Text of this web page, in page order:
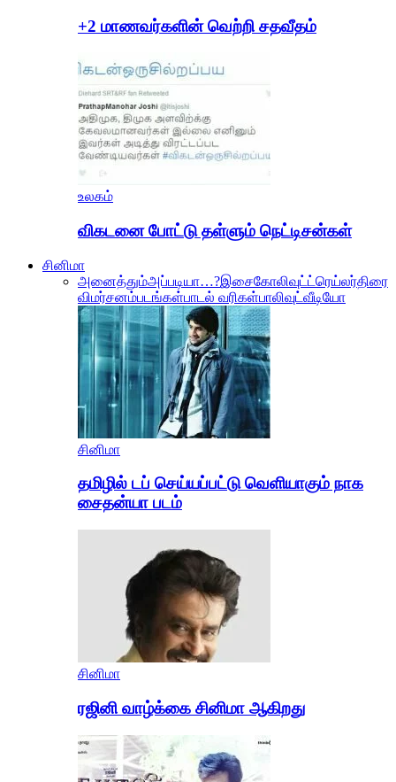
+2 மாணவர்களின் வெற்றி சதவீதம்
உலகம்
விகடனை போட்டு தள்ளும் நெட்டிசன்கள்
சினிமா
அனைத்தும்அப்படியா…?இசைகோலிவுட் ட்ரெய்லர்திரை
விமர்சனம்படங்கள்பாடல் வரிகள்பாலிவுட் வீடியோ
சினிமா
தமிழில் டப் செய்யப்பட்டு வெளியாகும் நாக
சைதன்யா படம்
சினிமா
ரஜினி வாழ்க்கை சினிமா ஆகிறது